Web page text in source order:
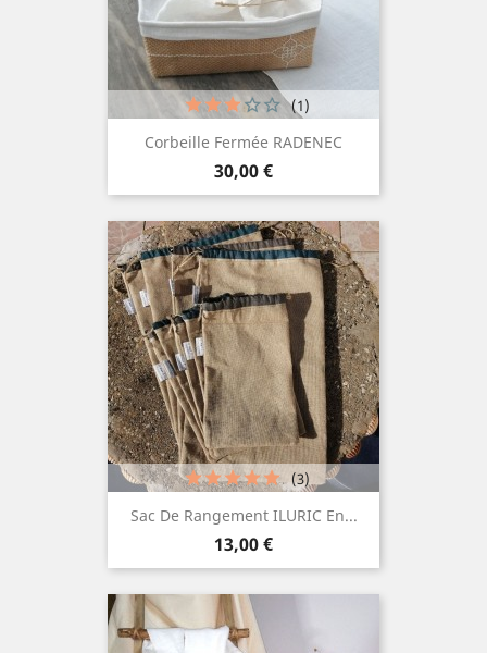
Corbeille Fermée RADENEC
Prix
30,00 €
(1)
Sac De Rangement ILURIC En...
Prix
13,00 €
(3)